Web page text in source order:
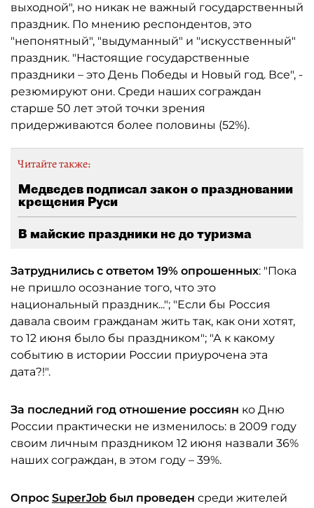
выходной", но никак не важный государственный
праздник. По мнению респондентов, это
"непонятный", "выдуманный" и "искусственный"
праздник. "Настоящие государственные
праздники – это День Победы и Новый год. Все", -
резюмируют они. Среди наших сограждан
старше 50 лет этой точки зрения
придерживаются более половины (52%).
Читайте также:
Медведев подписал закон о праздновании
крещения Руси
В майские праздники не до туризма
Затруднились с ответом 19% опрошенных: "Пока
не пришло осознание того, что это
национальный праздник..."; "Если бы Россия
давала своим гражданам жить так, как они хотят,
то 12 июня было бы праздником"; "А к какому
событию в истории России приурочена эта
дата?!".
За последний год отношение россиян ко Дню
России практически не изменилось: в 2009 году
своим личным праздником 12 июня назвали 36%
наших сограждан, в этом году – 39%.
Опрос SuperJob был проведен среди жителей